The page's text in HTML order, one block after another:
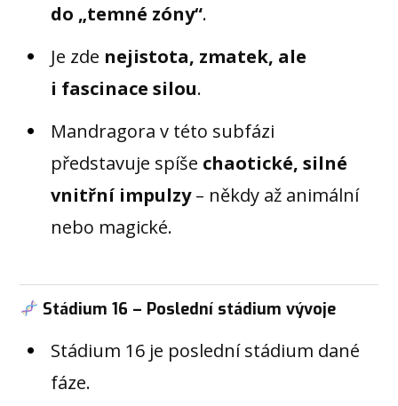
do „temné zóny“.
Je zde nejistota, zmatek, ale
i fascinace silou.
Mandragora v této subfázi
představuje spíše chaotické, silné
vnitřní impulzy– někdy až animální
nebo magické.
Stádium 16 – Poslední stádium vývoje
Stádium 16 je poslední stádium dané
fáze.